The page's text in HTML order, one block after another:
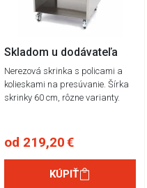
Skladom u dodávateľa
Nerezová skrinka s policami a
kolieskami na presúvanie. Šírka
skrinky 60 cm, rôzne varianty.
od 219,20 €
KÚPIŤ